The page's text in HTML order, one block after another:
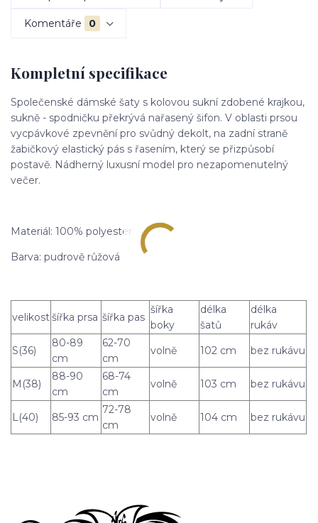
Komentáře 0
Kompletní specifikace
Společenské dámské šaty s kolovou sukní zdobené krajkou,
sukně - spodničku překrývá nařasený šifon. V oblasti prsou
vycpávkové zpevnění pro svůdný dekolt, na zadní straně
žabičkový elastický pás s řasením, který se přizpůsobí
postavě. Nádherný luxusní model pro nezapomenutelný
večer.
Materiál: 100% polyester
Barva: pudrově růžová
velikostšířka prsa šířka pas
šířka
boky
délka
šatů
délka
rukáv
S(36)
80-89
cm
62-70
cm
volně 102 cm bez rukávu
M(38)
88-90
cm
68-74
cm
volně 103 cm bez rukávu
L(40) 85-93 cm
72-78
cm
volně 104 cm bez rukávu